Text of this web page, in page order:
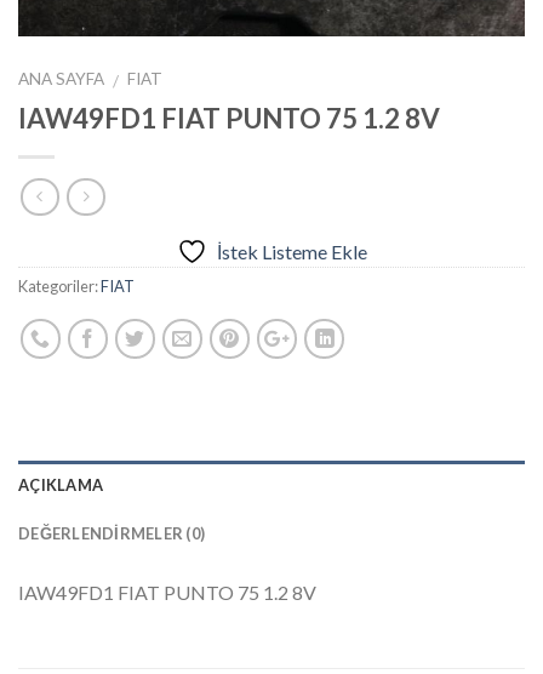
ANA SAYFA / FIAT
IAW49FD1 FIAT PUNTO 75 1.2 8V
İstek Listeme Ekle
Kategoriler:FIAT
AÇIKLAMA
DEĞERLENDIRMELER (0)
IAW49FD1 FIAT PUNTO 75 1.2 8V